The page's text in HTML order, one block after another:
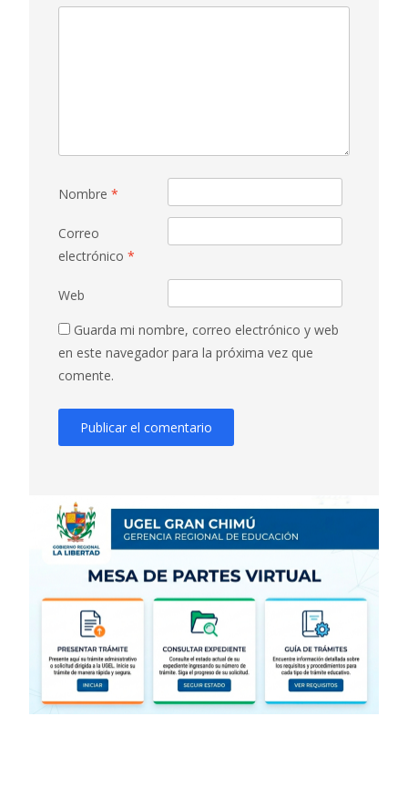
Nombre *
Correo
electrónico *
Web
Guarda mi nombre, correo electrónico y web
en este navegador para la próxima vez que
comente.